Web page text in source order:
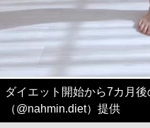
ダイエット開始から7カ月
（@nahmin.diet）提供